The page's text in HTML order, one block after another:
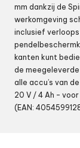
mm dankzij de
werkomgeving
inclusief
kanten kunt
de
alle accu’s van
20 V / 4 Ah –
(EAN: